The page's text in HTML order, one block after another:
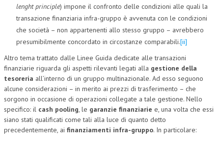
lenght principle) impone il confronto delle condizioni alle quali la
transazione finanziaria infra-gruppo è avvenuta con le condizioni
che società – non appartenenti allo stesso gruppo – avrebbero
presumibilmente concordato in circostanze comparabili.[ii]
Altro tema trattato dalle Linee Guida dedicate alle transazioni
finanziarie riguarda gli aspetti rilevanti legati alla gestione della
tesoreria all’interno di un gruppo multinazionale. Ad esso seguono
alcune considerazioni – in merito ai prezzi di trasferimento – che
sorgono in occasione di operazioni collegate a tale gestione. Nello
specifico: il cash pooling, le garanzie finanziarie e, una volta che essi
siano stati qualificati come tali alla luce di quanto detto
precedentemente, ai finanziamenti infra-gruppo. In particolare: